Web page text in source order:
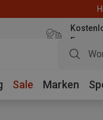
Euro
Sale Marken